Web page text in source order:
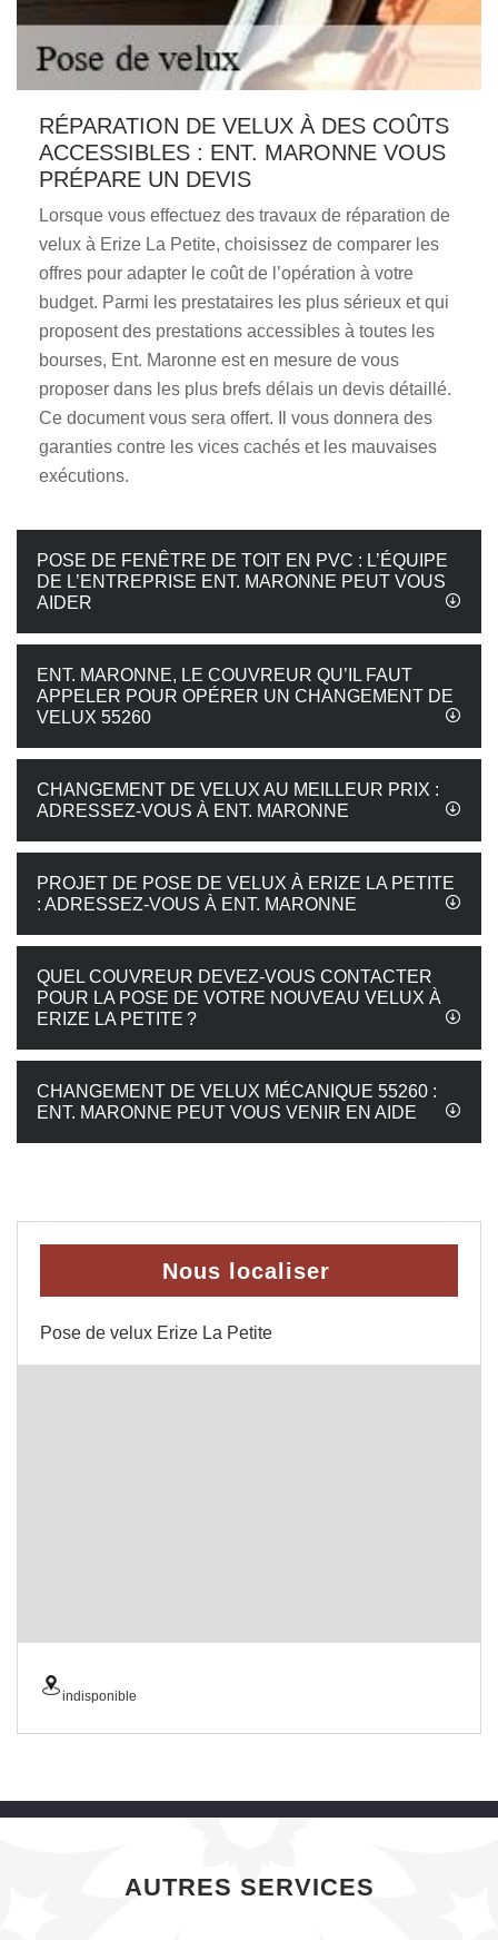
RÉPARATION DE VELUX À DES COÛTS
ACCESSIBLES : ENT. MARONNE VOUS
PRÉPARE UN DEVIS
Lorsque vous effectuez des travaux de réparation de
velux à Erize La Petite, choisissez de comparer les
offres pour adapter le coût de l’opération à votre
budget. Parmi les prestataires les plus sérieux et qui
proposent des prestations accessibles à toutes les
bourses, Ent. Maronne est en mesure de vous
proposer dans les plus brefs délais un devis détaillé.
Ce document vous sera offert. Il vous donnera des
garanties contre les vices cachés et les mauvaises
exécutions.
POSE DE FENÊTRE DE TOIT EN PVC : L’ÉQUIPE
DE L’ENTREPRISE ENT. MARONNE PEUT VOUS
AIDER
ENT. MARONNE, LE COUVREUR QU’IL FAUT
APPELER POUR OPÉRER UN CHANGEMENT DE
VELUX 55260
CHANGEMENT DE VELUX AU MEILLEUR PRIX :
ADRESSEZ-VOUS À ENT. MARONNE
PROJET DE POSE DE VELUX À ERIZE LA PETITE
: ADRESSEZ-VOUS À ENT. MARONNE
QUEL COUVREUR DEVEZ-VOUS CONTACTER
POUR LA POSE DE VOTRE NOUVEAU VELUX À
ERIZE LA PETITE ?
CHANGEMENT DE VELUX MÉCANIQUE 55260 :
ENT. MARONNE PEUT VOUS VENIR EN AIDE
Nous localiser
Pose de velux Erize La Petite
indisponible
AUTRES SERVICES